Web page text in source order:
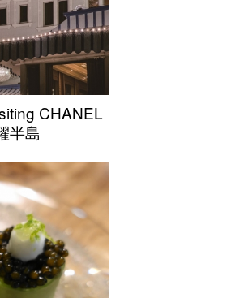
CHANEL
半島